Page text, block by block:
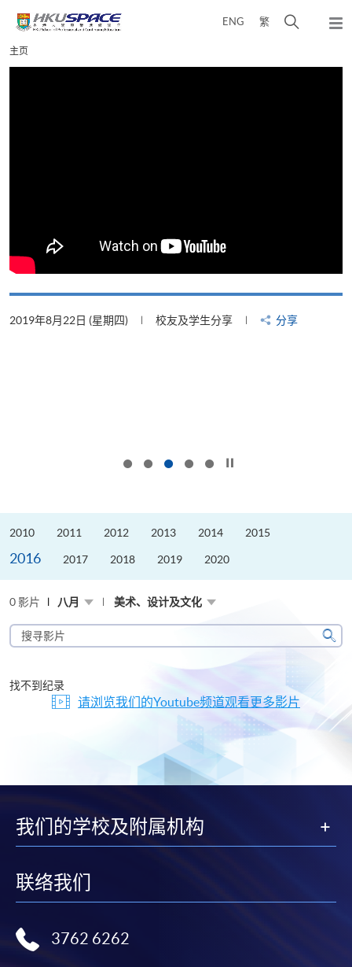
content
ENG 繁
弹
Main
content
主页
2019年8月22日 (星期四) 校友及学生分享 分享
2010 2011 2012 2013 2014 2015
2016 2017 2018 2019 2020
0 影片 八月 美术、设计及文化
搜
寻
片
搜
找不到纪录
请浏览我们的Youtube频道观看更多影片
我们的学校及附属机构
联络我们
3762 6262